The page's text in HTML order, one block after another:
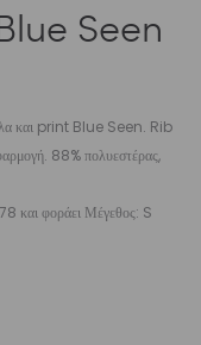
Seen
και print Blue Seen. Rib
88% πολυεστέρας,
και φοράει Μέγεθος: S